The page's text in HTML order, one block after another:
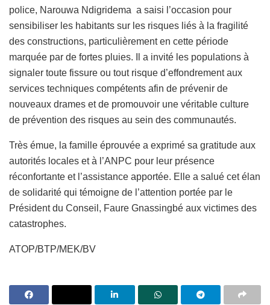
police, Narouwa Ndigridema a saisi l’occasion pour
sensibiliser les habitants sur les risques liés à la fragilité
des constructions, particulièrement en cette période
marquée par de fortes pluies. Il a invité les populations à
signaler toute fissure ou tout risque d’effondrement aux
services techniques compétents afin de prévenir de
nouveaux drames et de promouvoir une véritable culture
de prévention des risques au sein des communautés.
Très émue, la famille éprouvée a exprimé sa gratitude aux
autorités locales et à l’ANPC pour leur présence
réconfortante et l’assistance apportée. Elle a salué cet élan
de solidarité qui témoigne de l’attention portée par le
Président du Conseil, Faure Gnassingbé aux victimes des
catastrophes.
ATOP/BTP/MEK/BV